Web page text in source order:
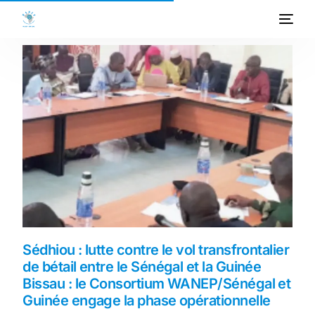
Sédhiou : lutte contre le vol transfrontalier
de bétail entre le Sénégal et la Guinée
Bissau : le Consortium WANEP/Sénégal et
Guinée engage la phase opérationnelle
ACCUEIL
A PROPOS
PROGRAMMES
PROJETS
ACTIVITES
PUBLICATIONS
MEDIATHEQUE